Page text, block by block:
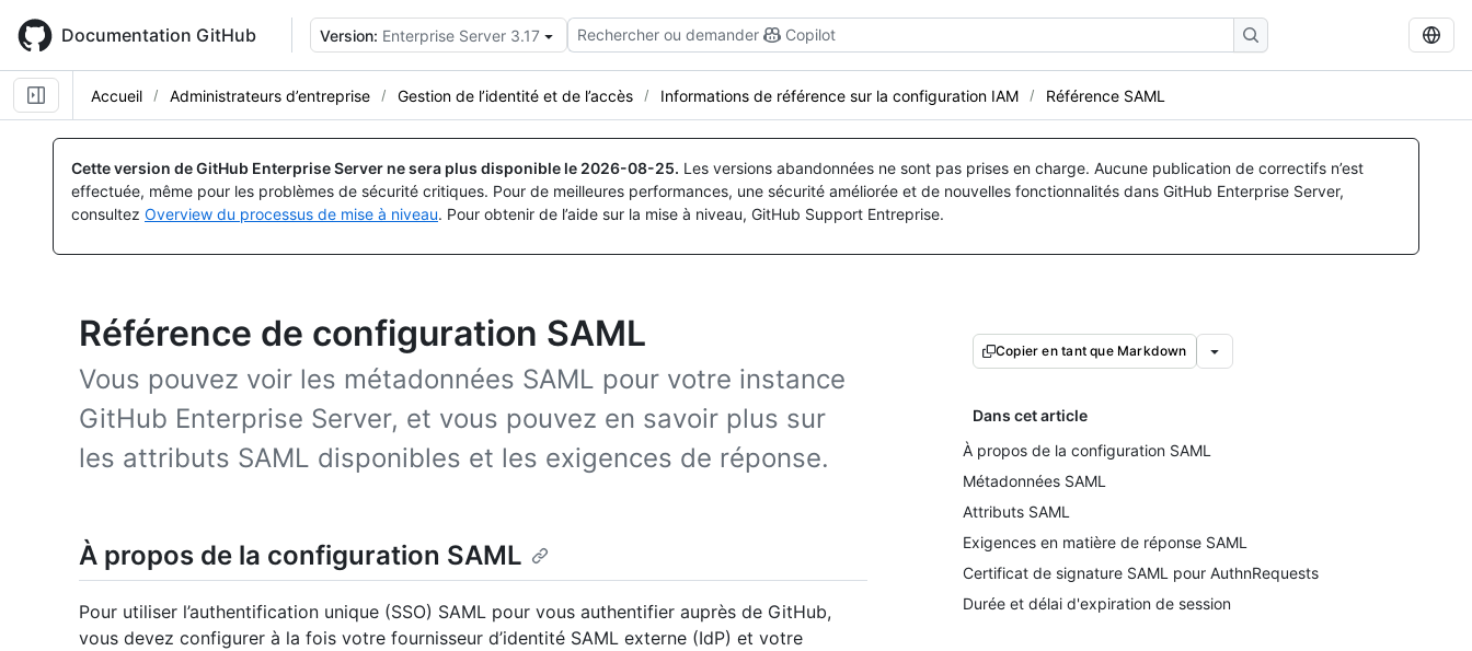
main
content
Documentation GitHub Version: Enterprise Server 3.17 Rechercher ou demander Copilot
Accueil Administrateurs d’entreprise Gestion de l’identité et de l’accès Informations de référence sur la configuration IAM Référence SAML
Cette version de GitHub Enterprise Server ne sera plus disponible le 2026-08-25. Les versions abandonnées ne sont pas prises en charge. Aucune publication de correctifs n’est
effectuée, même pour les problèmes de sécurité critiques. Pour de meilleures performances, une sécurité améliorée et de nouvelles fonctionnalités dans GitHub Enterprise Server,
consultez Overview du processus de mise à niveau. Pour obtenir de l’aide sur la mise à niveau, GitHub Support Entreprise.
Référence de configuration SAML
Vous pouvez voir les métadonnées SAML pour votre instance
GitHub Enterprise Server, et vous pouvez en savoir plus sur
les attributs SAML disponibles et les exigences de réponse.
Copier en tant que Markdown
Dans cet article
À propos de la configuration SAML
Métadonnées SAML
Attributs SAML
Exigences en matière de réponse SAML
Certificat de signature SAML pour AuthnRequests
Durée et délai d'expiration de session
À propos de la configuration SAML
Pour utiliser l’authentification unique (SSO) SAML pour vous authentifier auprès de GitHub,
vous devez configurer à la fois votre fournisseur d’identité SAML externe (IdP) et votre